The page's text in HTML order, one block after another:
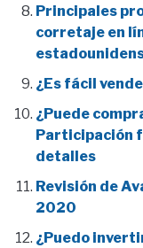
Principales
corretaje en
¿Es fácil
¿Puede
Participación
detalles
Revisión de
2020
¿Puedo